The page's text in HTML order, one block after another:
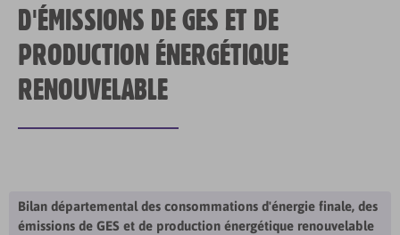
D'ÉMISSIONS DE GES ET DE
PRODUCTION ÉNERGÉTIQUE
RENOUVELABLE
Bilan départemental des consommations d'énergie finale, des
émissions de GES et de production énergétique renouvelable